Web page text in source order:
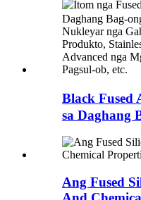
Black Fused
sa Daghang
Ang Fused